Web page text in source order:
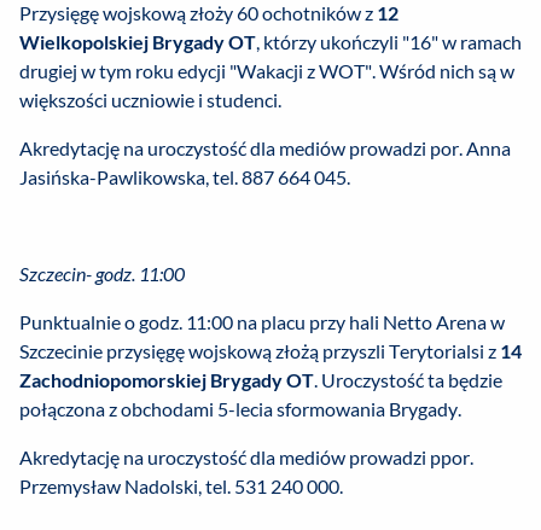
Przysięgę wojskową złoży 60 ochotników z 12
Wielkopolskiej Brygady OT, którzy ukończyli "16" w ramach
drugiej w tym roku edycji "Wakacji z WOT". Wśród nich są w
większości uczniowie i studenci.
Akredytację na uroczystość dla mediów prowadzi por. Anna
Jasińska-Pawlikowska, tel. 887 664 045.
Szczecin- godz. 11:00
Punktualnie o godz. 11:00 na placu przy hali Netto Arena w
Szczecinie przysięgę wojskową złożą przyszli Terytorialsi z 14
Zachodniopomorskiej Brygady OT. Uroczystość ta będzie
połączona z obchodami 5-lecia sformowania Brygady.
Akredytację na uroczystość dla mediów prowadzi ppor.
Przemysław Nadolski, tel. 531 240 000.